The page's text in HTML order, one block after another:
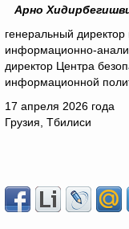
Арно
генеральный директор
информационно-
директор Центра
информационной
17 апреля 2026 года
Грузия, Тбилиси